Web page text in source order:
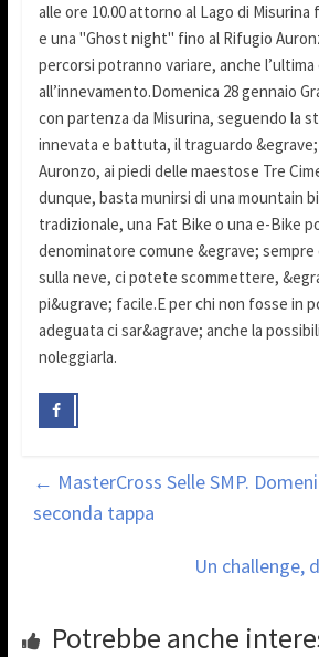
alle ore 10.00 attorno al Lago di Misurina
e una "Ghost night" fino al Rifugio
percorsi potranno variare, anche l’ultima
all’innevamento.Domenica 28 gennaio
con partenza da Misurina, seguendo la
innevata e battuta, il traguardo
Auronzo, ai piedi delle maestose Tre
dunque, basta munirsi di una mountain
tradizionale, una Fat Bike o una e-Bike
denominatore comune &egrave;
sulla neve, ci potete scommettere,
pi&ugrave; facile.E per chi non fosse in
adeguata ci sar&agrave; anche la
noleggiarla.
← MasterCross Selle SMP.
seconda tappa
Un challenge,
Potrebbe anche